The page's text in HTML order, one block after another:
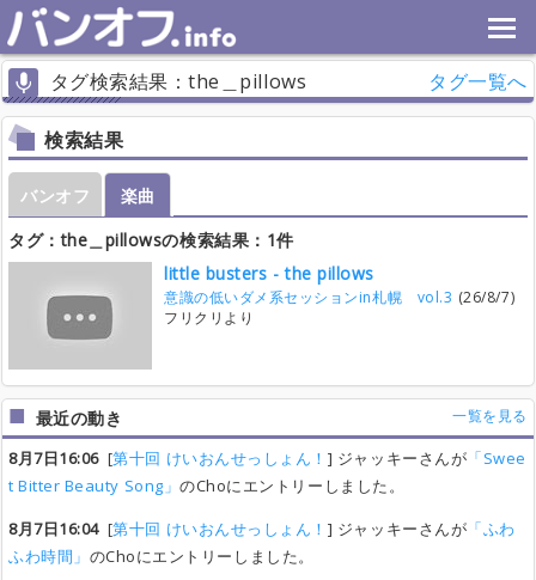
タグ検索結果：the＿pillows タグ一覧へ
検索結果
バンオフ
楽曲
タグ：the＿pillowsの検索結果：1件
little busters - the pillows
意識の低いダメ系セッションin札幌 vol.3 (26/8/7)
フリクリより
最近の動き 一覧を見る
8月7日16:06[第十回 けいおんせっしょん！ ] ジャッキーさんが 「Swee
t Bitter Beauty Song」のChoにエントリーしました。
8月7日16:04[第十回 けいおんせっしょん！ ] ジャッキーさんが 「ふわ
ふわ時間」 のChoにエントリーしました。